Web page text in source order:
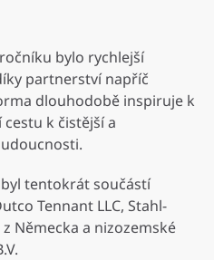
bylo rychlejší
partnerství napříč
dlouhodobě inspiruje k
k čistější a
byl tentokrát součástí
Tennant LLC, Stahl-
Německa a nizozemské